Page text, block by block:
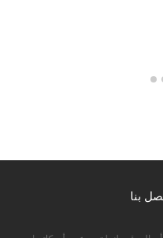
بنا